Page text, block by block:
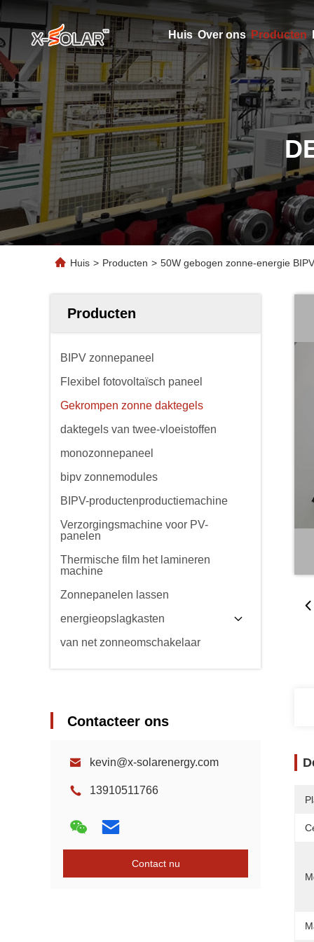
Huis Over ons Producten
Huis > Producten > 50W gebogen zonne-energie
Producten
BIPV zonnepaneel
Flexibel fotovoltaïsch paneel
Gekrompen zonne daktegels
daktegels van twee-vloeistoffen
monozonnepaneel
bipv zonnemodules
BIPV-productenproductiemachine
Verzorgingsmachine voor PV-
panelen
Thermische film het lamineren
machine
Zonnepanelen lassen
energieopslagkasten
van net zonneomschakelaar
Contacteer ons
kevin@x-solarenergy.com
13910511766
Contact nu